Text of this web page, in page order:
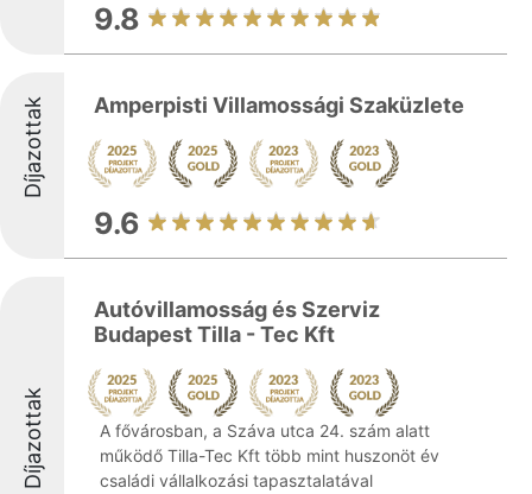
9.8
Díjazottak Amperpisti Villamossági Szaküzlete
9.6
Díjazottak
Autóvillamosság és Szerviz
Budapest Tilla - Tec Kft
A fővárosban, a Száva utca 24. szám alatt
működő Tilla-Tec Kft több mint huszonöt év
családi vállalkozási tapasztalatával